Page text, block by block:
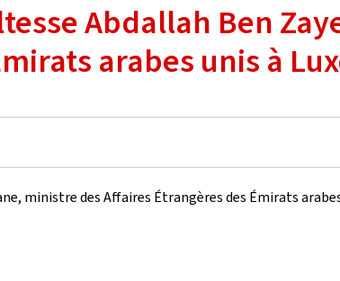
Abdallah Ben
arabes unis à
ministre des Affaires Étrangères des Émirats